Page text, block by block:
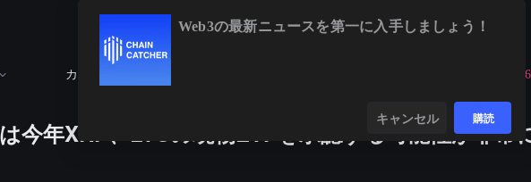
カレンダー -0.46%
今年XRP、LTCの現物ETFを承認する可能性が非常
Web3の最新ニュースを第一に入手しましょう！
キャンセル 購読